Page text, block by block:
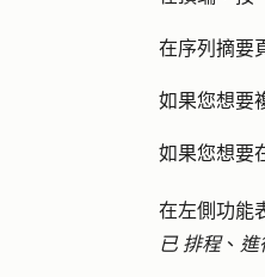
在序列摘要
如果您想要
如果您想要
在左側功能
已 排程、 進